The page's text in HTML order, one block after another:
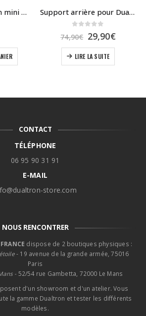
Pneu plein dualtron mini et ToGo Support arrière pour Dualtron ULTRA
74,90€ Le
prix
initial
était :
29,90€Le
LIRE LA SUITE
CONTACT
TÉLÉPHONE
06 95 90 31 91
E-MAIL
store.com
NOUS RENCONTRER
dispose de 2 boutiques physiques :
- 19 avenue de la grande armée, 75016
Paris
- 52/54 rue Gambetta, 72000 Le Mans
d'un showroom et d'un atelier. Vous
la gamme Dualtron et tester les différents
modèles.